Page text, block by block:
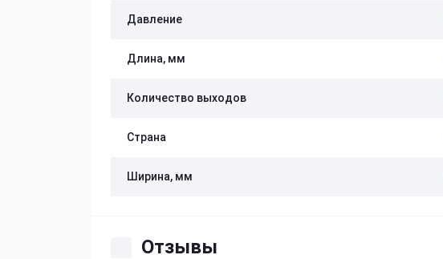
Давление
Длина, мм
Количество выходов
Страна
Ширина, мм
Отзывы